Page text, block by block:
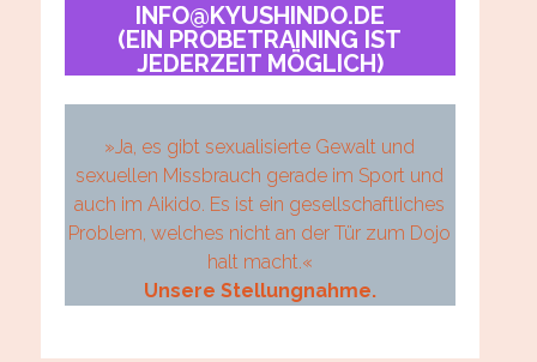
INFO@KYUSHINDO.DE
(EIN PROBETRAINING IST
JEDERZEIT MÖGLICH)
»Ja, es gibt sexualisierte Gewalt und
sexuellen Missbrauch gerade im Sport und
auch im Aikido. Es ist ein gesellschaftliches
Problem, welches nicht an der Tür zum Dojo
halt macht.«
Unsere Stellungnahme.